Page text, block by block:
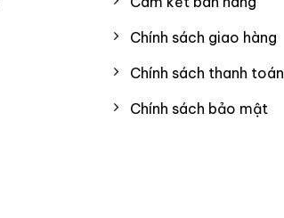
Chính sách giao hàng
Chính sách thanh toán
Chính sách bảo mật